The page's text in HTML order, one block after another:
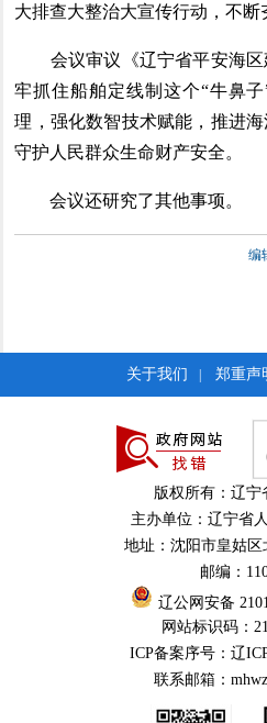
大排查大整治大宣传行动，不断
会议审议《辽宁省平安海区
牢抓住船舶定线制这个“牛鼻
理，强化数智技术赋能，推进
守护人民群众生命财产安全。
会议还研究了其他事项。
编
关于我们 | 郑重声
版权所有：辽宁
主办单位：辽宁省
地址：沈阳市皇姑区
邮编：
辽公网安备
网站标识码：
ICP备案序号：辽
联系邮箱：